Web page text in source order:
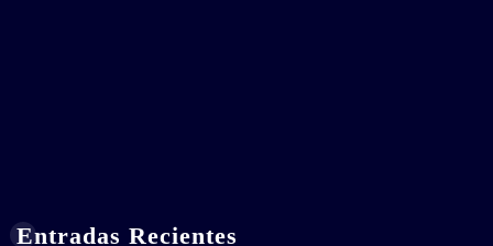
Entradas Recientes